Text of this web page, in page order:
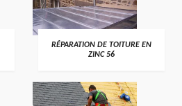
>
RÉPARATION DE TOITURE EN
ZINC 56